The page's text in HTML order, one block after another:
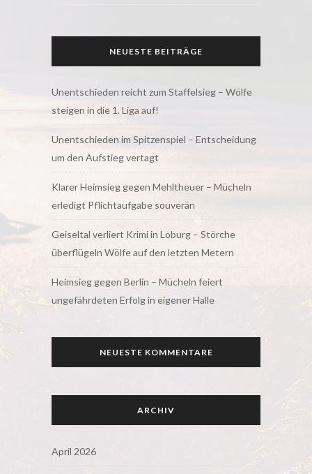
NEUESTE BEITRÄGE
Unentschieden reicht zum Staffelsieg – Wölfe
steigen in die 1. Liga auf!
Unentschieden im Spitzenspiel – Entscheidung
um den Aufstieg vertagt
Klarer Heimsieg gegen Mehltheuer – Mücheln
erledigt Pflichtaufgabe souverän
Geiseltal verliert Krimi in Loburg – Störche
überflügeln Wölfe auf den letzten Metern
Heimsieg gegen Berlin – Mücheln feiert
ungefährdeten Erfolg in eigener Halle
NEUESTE KOMMENTARE
ARCHIV
April 2026